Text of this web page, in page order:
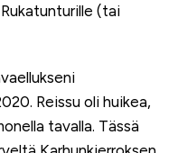
(tai
Reissu oli huikea,
tavalla. Tässä